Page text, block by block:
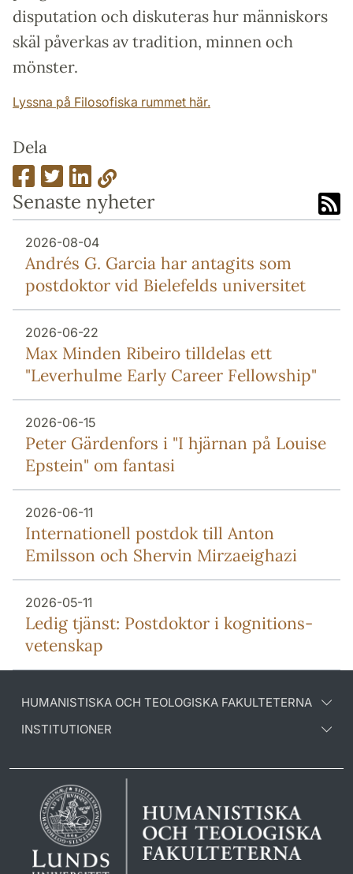
disputation och diskuteras hur människors
skäl påverkas av tradition, minnen och
mönster.
Lyssna på Filosofiska rummet här.
Dela
Senaste nyheter
2026-08-04
Andrés G. Garcia har antagits som
postdoktor vid Bielefelds universitet
2026-06-22
Max Minden Ribeiro tilldelas ett
"Leverhulme Early Career Fellowship"
2026-06-15
Peter Gärdenfors i "I hjärnan på Louise
Epstein" om fantasi
2026-06-11
Internationell postdok till Anton
Emilsson och Shervin Mirzaeighazi
2026-05-11
Ledig tjänst: Postdoktor i kognitions-
vetenskap
HUMANISTISKA OCH TEOLOGISKA FAKULTETERNA
INSTITUTIONER